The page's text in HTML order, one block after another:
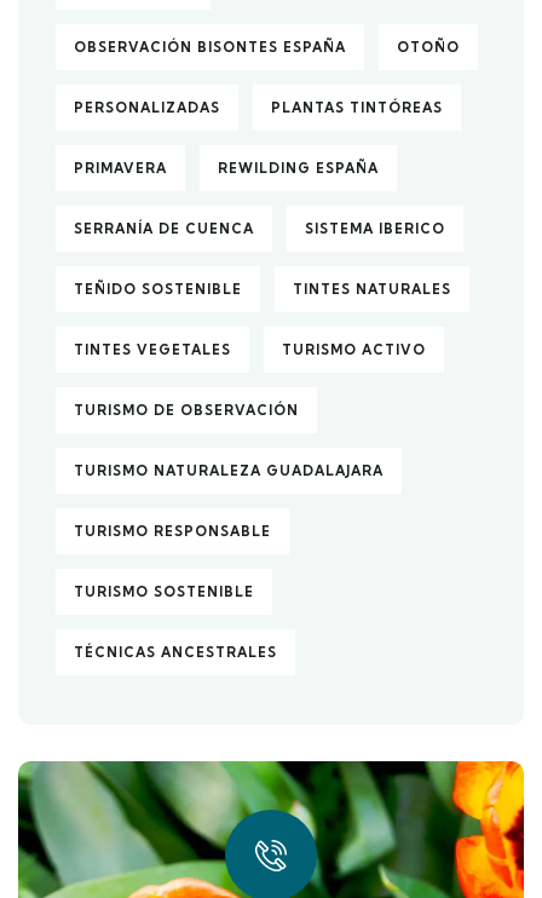
OBSERVACIÓN BISONTES ESPAÑA OTOÑO
PERSONALIZADAS PLANTAS TINTÓREAS
PRIMAVERA REWILDING ESPAÑA
SERRANÍA DE CUENCA SISTEMA IBERICO
TEÑIDO SOSTENIBLE TINTES NATURALES
TINTES VEGETALES TURISMO ACTIVO
TURISMO DE OBSERVACIÓN
TURISMO NATURALEZA GUADALAJARA
TURISMO RESPONSABLE
TURISMO SOSTENIBLE
TÉCNICAS ANCESTRALES